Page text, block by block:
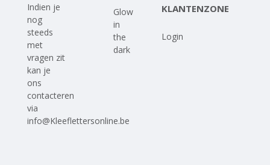
Indien je
nog
steeds
met
vragen zit
kan je
ons
contacteren
via
info@Kleeflettersonline.be
Glow
in
the
dark
KLANTENZONE
Login